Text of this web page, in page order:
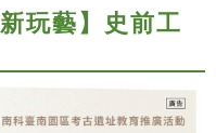
玩藝】史前工